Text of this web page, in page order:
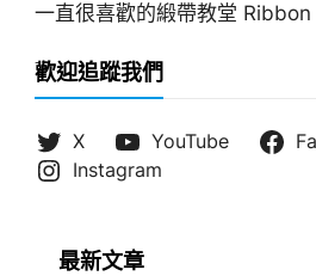
一直很喜歡的緞帶教堂
歡迎追蹤我們
X YouTube
Instagram
最新文章